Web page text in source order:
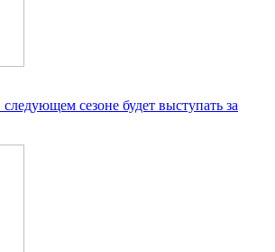
сезоне будет выступать за